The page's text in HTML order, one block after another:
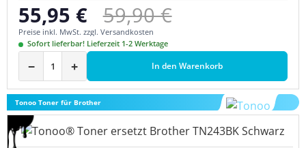
Verkaufspreis:
55,95 € Regulärer Preis:
59,90 €
Preise inkl. MwSt. zzgl. Versandkosten
Sofort lieferbar! Lieferzeit 1-2 Werktage
− + In den Warenkorb
Tonoo Toner für Brother